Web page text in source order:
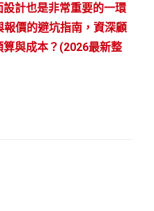
計也是非常重要的一環
價的避坑指南，資深顧
算與成本？(2026最新整